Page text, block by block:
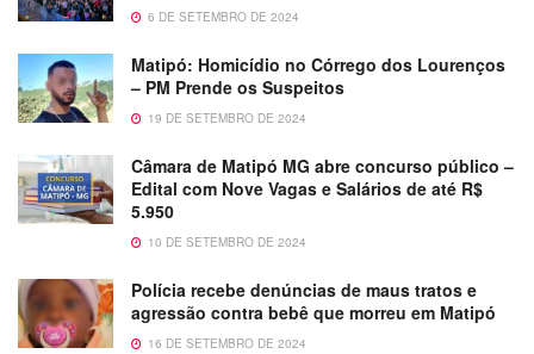
6 DE SETEMBRO DE 2024
Matipó: Homicídio no Córrego dos Lourenços
– PM Prende os Suspeitos
19 DE SETEMBRO DE 2024
Câmara de Matipó MG abre concurso público –
Edital com Nove Vagas e Salários de até R$
5.950
10 DE SETEMBRO DE 2024
Polícia recebe denúncias de maus tratos e
agressão contra bebê que morreu em Matipó
16 DE SETEMBRO DE 2024